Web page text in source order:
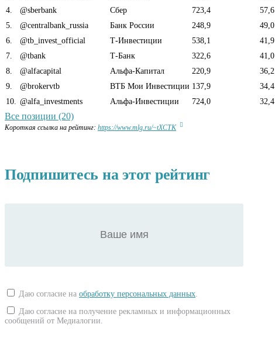
4
@sberbank Сбер 723,4
57,6
5
@centralbank_russia Банк России 248,9
49,0
6
@tb_invest_official Т-Инвестиции 538,1
41,9
7
@tbank Т-Банк 322,6
41,0
8
@alfacapital Альфа-Капитал 220,9
36,2
9
@brokervtb ВТБ Мои Инвестиции 137,9
34,4
10
@alfa_investments Альфа-Инвестиции 724,0 32,4
Все позиции (20)
Короткая ссылка на рейтинг: https://www.mlg.ru/~tXCTK
Подпишитесь на этот рейтинг
Даю согласие на обработку персональных данных
Даю согласие на получение рекламных и информационных
сообщений от Медиалогии.